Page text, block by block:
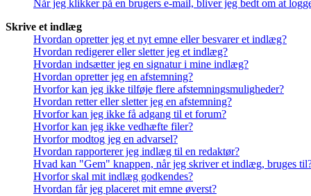
Når jeg klikker på en brugers e-mail, bliver jeg bedt om at
Skrive et indlæg
Hvordan opretter jeg et nyt emne eller besvarer et indlæg?
Hvordan redigerer eller sletter jeg et indlæg?
Hvordan indsætter jeg en signatur i mine indlæg?
Hvordan opretter jeg en afstemning?
Hvorfor kan jeg ikke tilføje flere afstemningsmuligheder?
Hvordan retter eller sletter jeg en afstemning?
Hvorfor kan jeg ikke få adgang til et forum?
Hvorfor kan jeg ikke vedhæfte filer?
Hvorfor modtog jeg en advarsel?
Hvordan rapporterer jeg indlæg til en redaktør?
Hvad kan "Gem" knappen, når jeg skriver et indlæg, bruges
Hvorfor skal mit indlæg godkendes?
Hvordan får jeg placeret mit emne øverst?